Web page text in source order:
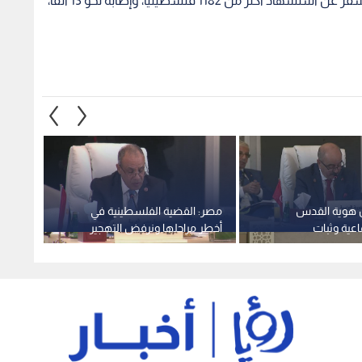
مصر: القضية الفلسطينية في
أخطر مراحلها ونرفض التهجير
والضم ونتصدي لتقويض الوصاية
القدس
وثبات
يكسر مخططات